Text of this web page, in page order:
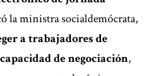
la ministra socialdemócrata,
a trabajadores de
de negociación,